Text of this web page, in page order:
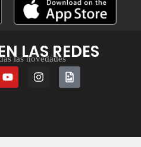
LAS REDES
las novedades